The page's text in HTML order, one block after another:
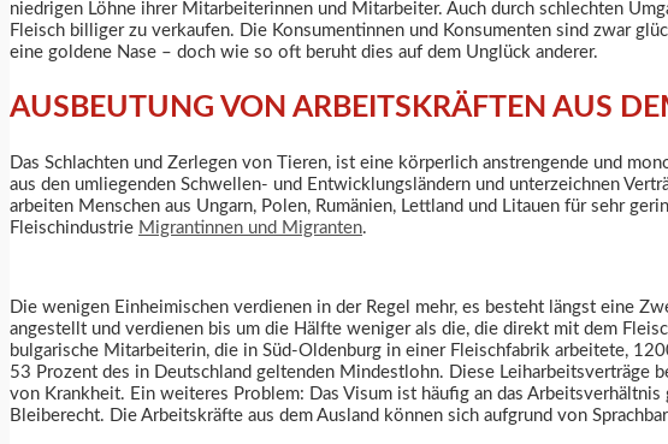
niedrigen Löhne ihrer Mitarbeiterinnen und Mitarbeiter. Auch durch schlechten
Fleisch billiger zu verkaufen. Die Konsumentinnen und Konsumenten sind zwar
eine goldene Nase – doch wie so oft beruht dies auf dem Unglück anderer.
AUSBEUTUNG VON ARBEITSKRÄFTEN AUS
Das Schlachten und Zerlegen von Tieren, ist eine körperlich anstrengende und
aus den umliegenden Schwellen- und Entwicklungsländern und unterzeichnen
arbeiten Menschen aus Ungarn, Polen, Rumänien, Lettland und Litauen für sehr
Fleischindustrie Migrantinnen und Migranten.
Die wenigen Einheimischen verdienen in der Regel mehr, es besteht längst eine
angestellt und verdienen bis um die Hälfte weniger als die, die direkt mit dem
bulgarische Mitarbeiterin, die in Süd-Oldenburg in einer Fleischfabrik arbeitete,
53 Prozent des in Deutschland geltenden Mindestlohn. Diese Leiharbeitsverträge
von Krankheit. Ein weiteres Problem: Das Visum ist häufig an das
Bleiberecht. Die Arbeitskräfte aus dem Ausland können sich aufgrund von